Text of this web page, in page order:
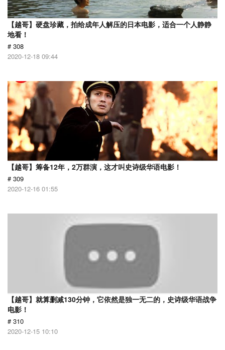
【越哥】硬盘珍藏，拍给成年人解压的日本电影，适合一个人静静
地看！
# 308
2020-12-18 09:44
【越哥】筹备12年，2万群演，这才叫史诗级华语电影！
# 309
2020-12-16 01:55
【越哥】就算删减130分钟，它依然是独一无二的，史诗级华语战争
电影！
# 310
2020-12-15 10:10